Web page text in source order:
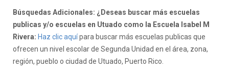
Búsquedas Adicionales: ¿Deseas buscar más escuelas
publicas y/o escuelas en Utuado como la Escuela Isabel M
Rivera: Haz clic aquípara buscar más escuelas publicas que
ofrecen un nivel escolar de Segunda Unidad en el área, zona,
región, pueblo o ciudad de Utuado, Puerto Rico.